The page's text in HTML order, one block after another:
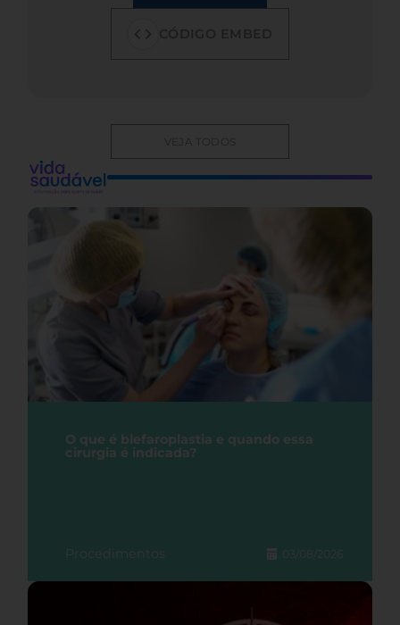
VEJA TODOS
O que é blefaroplastia e quando essa
cirurgia é indicada?
Procedimentos 03/08/2026